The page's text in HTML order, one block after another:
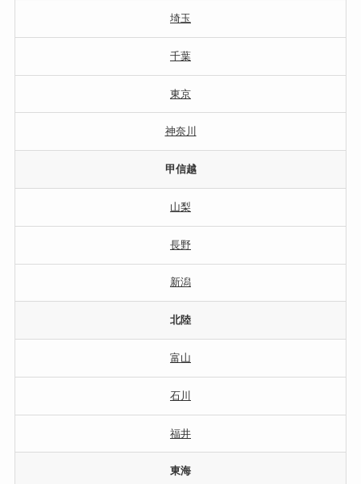
埼玉
千葉
東京
神奈川
甲信越
山梨
長野
新潟
北陸
富山
石川
福井
東海